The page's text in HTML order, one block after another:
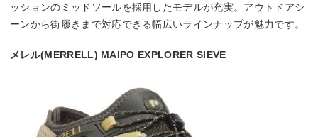
ッションのミッドソールを採用したモデルが充実。アウトドアシ
ーンから街履きまで対応できる幅広いラインナップが魅力です。
メレル(MERRELL) MAIPO EXPLORER SIEVE